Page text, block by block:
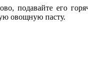
подавайте его
овощную пасту.